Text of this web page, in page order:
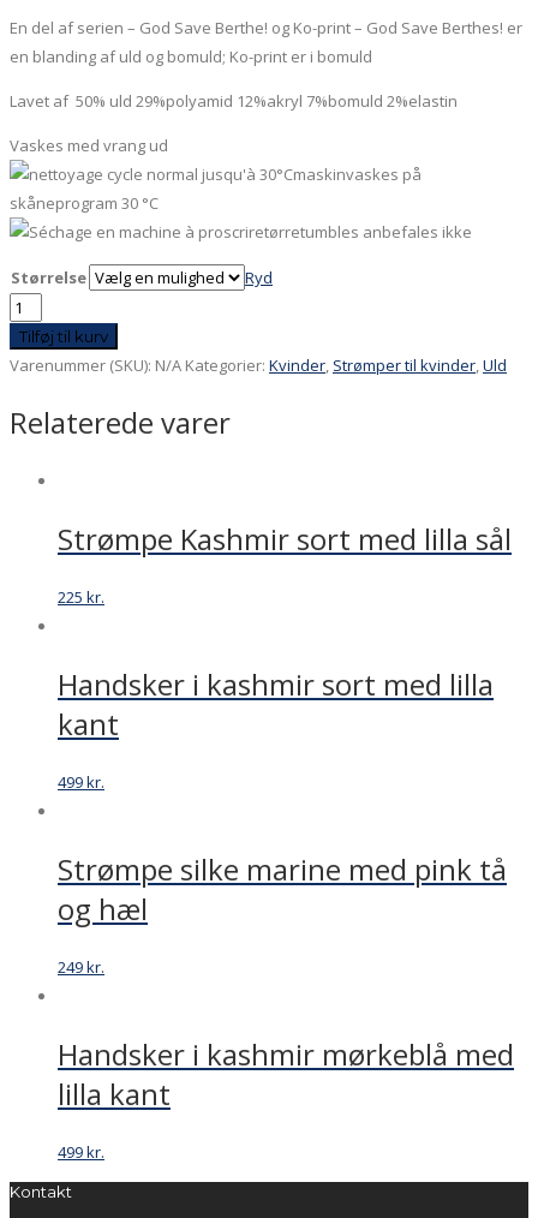
En del af serien – God Save Berthe! og Ko-print – God Save Berthes! er
en blanding af uld og bomuld; Ko-print er i bomuld
Lavet af 50% uld 29%polyamid 12%akryl 7%bomuld 2%elastin
Vaskes med vrang ud
maskinvaskes på
skåneprogram 30 °C
tørretumbles anbefales ikke
Størrelse
Ryd
Strømpe
Nitte
blommefarvet
Tilføj til kurv
Varenummer (SKU): N/A Kategorier: Kvinder Strømper til kvinder Uld
Relaterede varer
Strømpe Kashmir sort med lilla sål
225 kr.
Handsker i kashmir sort med lilla
kant
499kr.
Strømpe silke marine med pink tå
og hæl
249kr.
Handsker i kashmir mørkeblå med
lilla kant
499kr.
Kontakt